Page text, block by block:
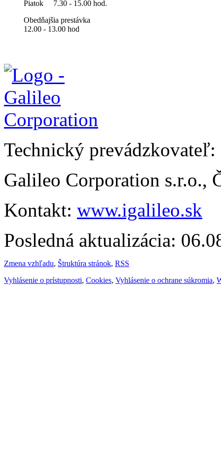
Piatok
7.30 - 15.00 hod.
Obedňajšia prestávka
12.00 - 13.00 hod
Technický prevádzkovateľ:
Galileo Corporation s.r.o.,
Kontakt: www.igalileo.sk
Posledná aktualizácia:
Zmena vzhľadu, Štruktúra stránok, RSS
Vyhlásenie o prístupnosti, Cookies, Vyhlásenie o ochrane súkromia,